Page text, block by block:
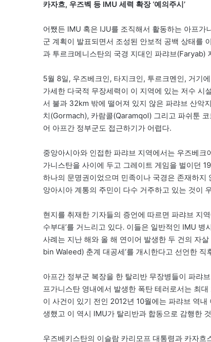
카자흐, 우즈벡 등 IMU 세력 확장 ‘예의주시’
어쨌든 IMU 혹은 IJU를 조직해서 활동하는 아프
군 계획이 발표되면서 조성된 안보적 공백 상태를
과 투르크메니스탄의 국경 지대인 파랴브(Faryab)
5월 8일, 우즈베크인, 타지크인, 투르크멘인, 거기
가세한 다국적 무장세력이 이 지역에 있는 저수 시
서 불과 32km 밖에 떨어져 있지 않은 파랴브 산악
치(Gormach), 카람콜(Qaramqol) 그리고 파쉬툰
어 아프간 정부군도 접근하기가 어렵다.
중앙아시아와 인접한 파랴브 지역에서는 우즈베
가니스탄을 사이에 두고 그레이트 게임을 벌이던
하나의 문명권이었으며 민족이나 국경은 존재하
앙아시아 계통의 주민이 다수 거주하고 있는 것이
현지를 취재한 기자들의 증언에 따르면 파랴브 지
수부대’를 거느리고 있다. 이들은 일반적인 IMU
사례는 지난 해와 올 해 연이어 발생한 두 건의 자
bin Waleed) 춘계 대공세’를 개시한다고 선언한
아프간 정부군 복장을 한 탈리반 무장병들이 파랴
프가니스탄 영내에서 발생한 폭탄 테러로서는 최
이 사건이 있기 전인 2012년 10월에는 파랴브 역
생했고 이 역시 IMU가 탈리반과 합동으로 감행한
우즈베키스탄의 이슬람 카리모프 대통령과 카자